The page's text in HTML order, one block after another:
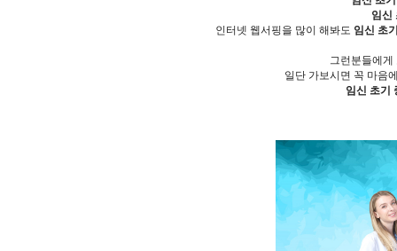
임신
인터넷 웹서핑을 많이 해봐도 임신 초
그런분들에
일단 가보시면 꼭 마음
임신 초기